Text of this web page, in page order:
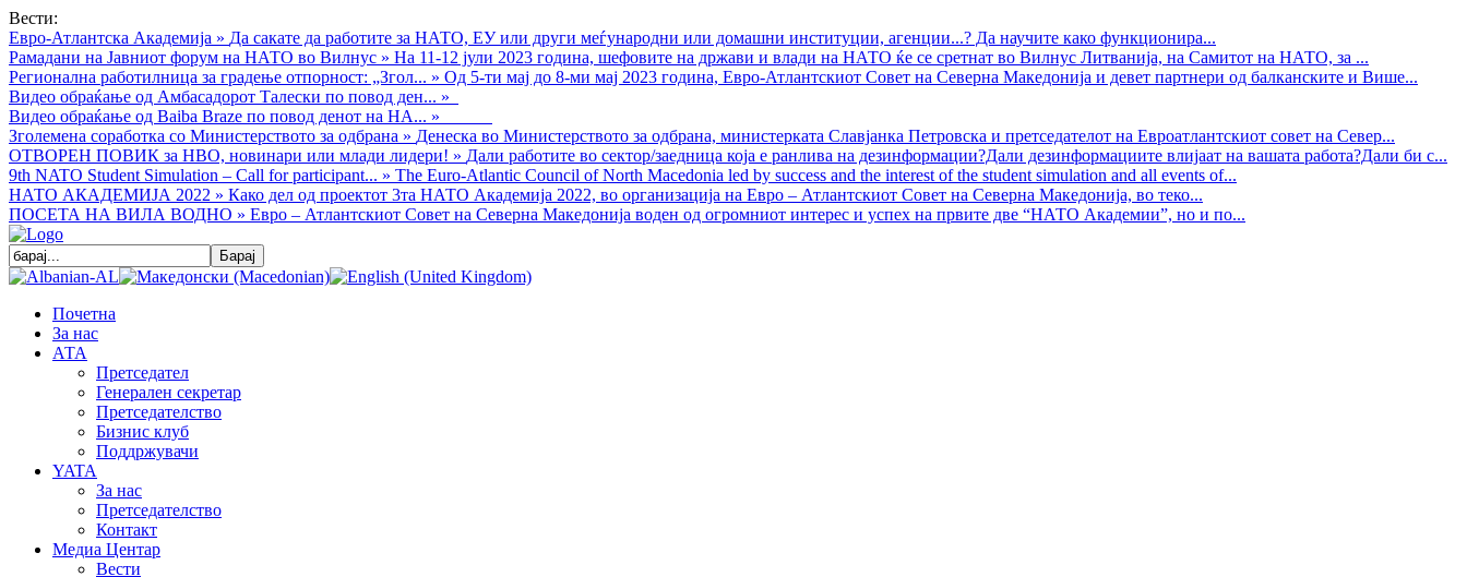
Вести:
Евро-Атлантска Академија » Да сакате да работите за НАТО, ЕУ или други меѓународни или домашни институции, агенции...? Да научите како функционира...
Рамадани на Јавниот форум на НАТО во Вилнус » На 11-12 јули 2023 година, шефовите на држави и влади на НАТО ќе се сретнат во Вилнус Литванија, на Самитот на НАТО, за ...
Регионална работилница за градење отпорност: „Згол... » Од 5-ти мај до 8-ми мај 2023 година, Евро-Атлантскиот Совет на Северна Македонија и девет партнери од балканските и Више...
Видео обраќањe од Амбасадорот Талески по повод ден... »
Видео обраќање од Baiba Braze по повод денот на НА... »
Зголемена соработка со Министерството за одбрана » Денеска во Министерството за одбрана, министерката Славјанка Петровска и претседателот на Евроатлантскиот совет на Север...
ОТВОРЕН ПОВИК за НВО, новинари или млади лидери! » Дали работите во сектор/заедница која е ранлива на дезинформации?Дали дезинформациите влијаат на вашата работа?Дали би с...
9th NATO Student Simulation – Call for participant... » The Euro-Atlantic Council of North Macedonia led by success and the interest of the student simulation and all events of...
НАТО АКАДЕМИЈА 2022 » Како дел од проектот 3та НАТО Академија 2022, во организација на Евро – Атлантскиот Совет на Северна Македонија, во теко...
ПОСЕТА НА ВИЛА ВОДНО » Евро – Атлантскиот Совет на Северна Македонија воден од огромниот интерес и успех на првите две “НАТО Академии”, но и по...
Почетна
За нас
АТА
Претседател
Генерален секретар
Претседателство
Бизнис клуб
Поддржувачи
YATA
За нас
Претседателство
Контакт
Медиа Центар
Вести